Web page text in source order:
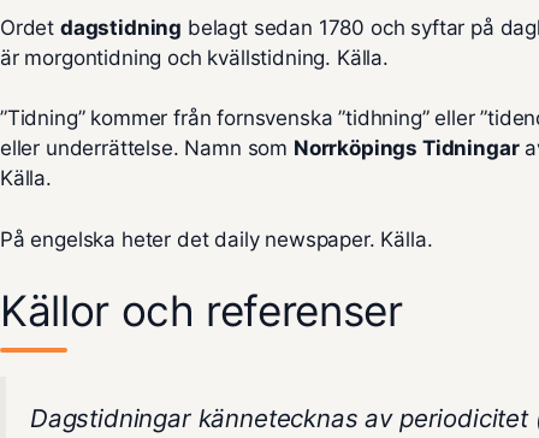
Ordet dagstidning belagt sedan 1780 och syftar på
är morgontidning och kvällstidning. Källa.
”Tidning” kommer från fornsvenska ”tidhning” eller
eller underrättelse. Namn som Norrköpings Tidningar
Källa.
På engelska heter detdaily newspaper. Källa.
Källor och referenser
Dagstidningar kännetecknas av periodicitet